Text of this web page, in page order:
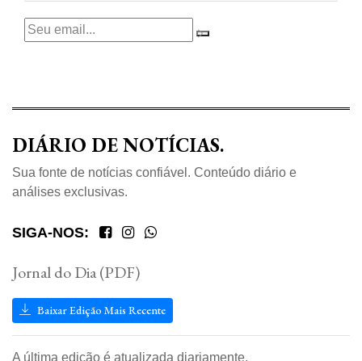
DIÁRIO DE NOTÍCIAS.
Sua fonte de notícias confiável. Conteúdo diário e
análises exclusivas.
SIGA-NOS:
Jornal do Dia (PDF)
Baixar Edição Mais Recente
A última edição é atualizada diariamente.